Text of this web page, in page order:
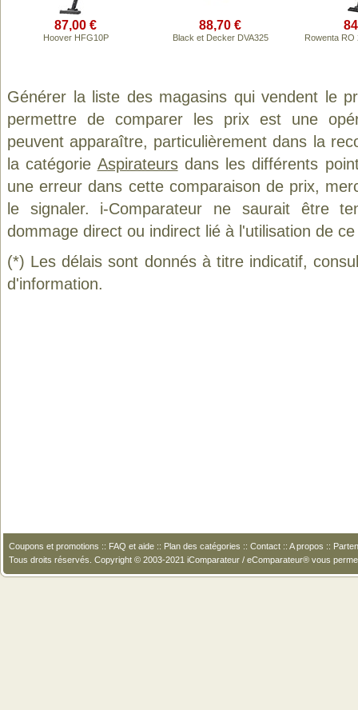
87,00 €
Hoover HFG10P
88,70 €
Black et Decker DVA325 Rowenta RO
Générer la liste des magasins qui vendent le
permettre de comparer les prix est une
peuvent apparaître, particulièrement dans la
la catégorie Aspirateursdans les différents
une erreur dans cette comparaison de prix,
le signaler. i-Comparateur ne saurait être
dommage direct ou indirect lié à l'utilisation de
(*) Les délais sont donnés à titre indicatif,
d'information.
Coupons et promotions :: FAQ et aide :: Plan des catégories :: Contact :: A propos ::
Tous droits réservés. Copyright © 2003-2021 iComparateur / eComparateur® vous